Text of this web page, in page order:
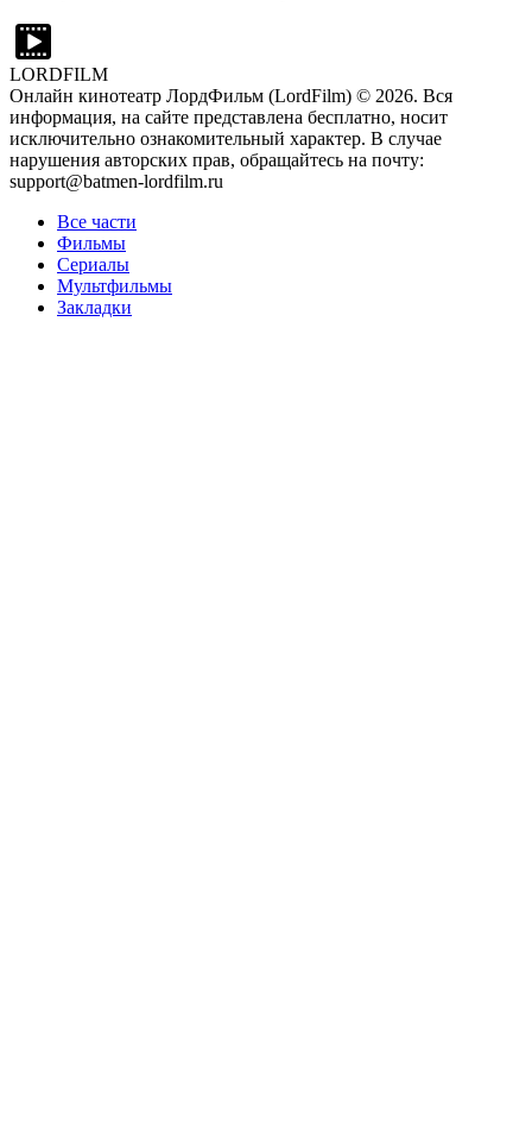
LORDFILM
Онлайн кинотеатр ЛордФильм (LordFilm) © 2026. Вся
информация, на сайте представлена бесплатно, носит
исключительно ознакомительный характер. В случае
нарушения авторских прав, обращайтесь на почту:
support@batmen-lordfilm.ru
Все части
Фильмы
Сериалы
Мультфильмы
Закладки